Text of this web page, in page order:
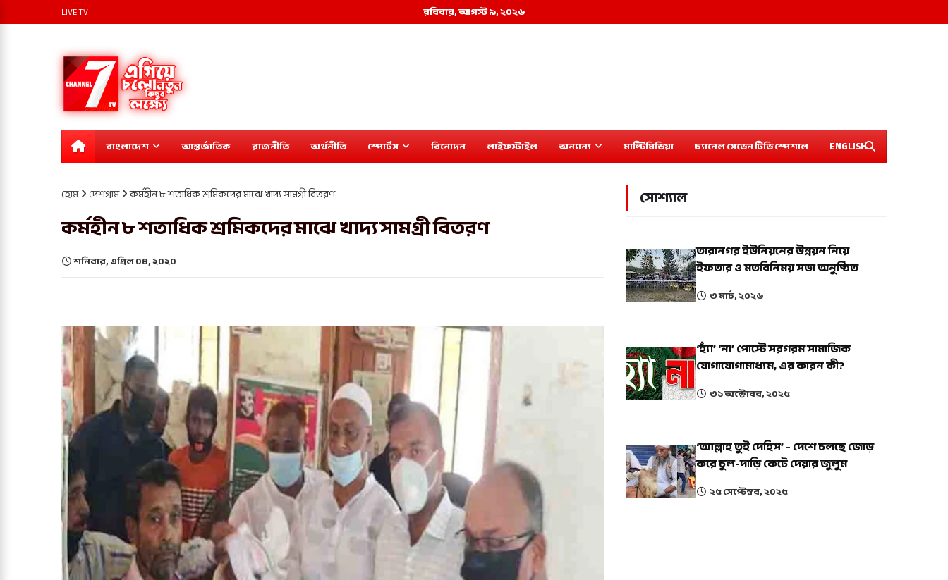
রবিবার, আগস্ট ৯, ২০২৬
LIVE TV
বাংলাদেশ আন্তর্জাতিক রাজনীতি অর্থনীতি স্পোর্টস বিনোদন লাইফস্টাইল অন্যান্য মাল্টিমিডিয়া চ্যানেল সেভেন টিভি স্পেশাল ENGLISH
হোম দেশগ্রাম কর্মহীন ৮ শতাধিক শ্রমিকদের মাঝে খাদ্য সামগ্রী বিতরণ
কর্মহীন ৮ শতাধিক শ্রমিকদের মাঝে খাদ্য সামগ্রী বিতরণ
শনিবার, এপ্রিল ০৪, ২০২০
সোশ্যাল
তারানগর ইউনিয়নের উন্নয়ন নিয়ে
ইফতার ও মতবিনিময় সভা অনুষ্ঠিত
৩ মার্চ, ২০২৬
‘হ্যাঁ’ ‘না’ পোস্টে সরগরম সামাজিক
যোগাযোগামাধ্যম, এর কারন কী?
৩১ অক্টোবর, ২০২৫
‘আল্লাহ তুই দেহিস’ - দেশে চলছে জোড়
করে চুল-দাড়ি কেটে দেয়ার জুলুম
২৫ সেপ্টেম্বর, ২০২৫